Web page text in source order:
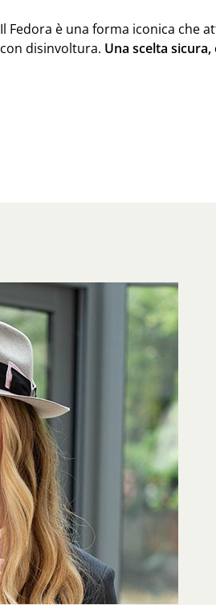
Il Fedora è una forma iconica che
con disinvoltura. Una scelta